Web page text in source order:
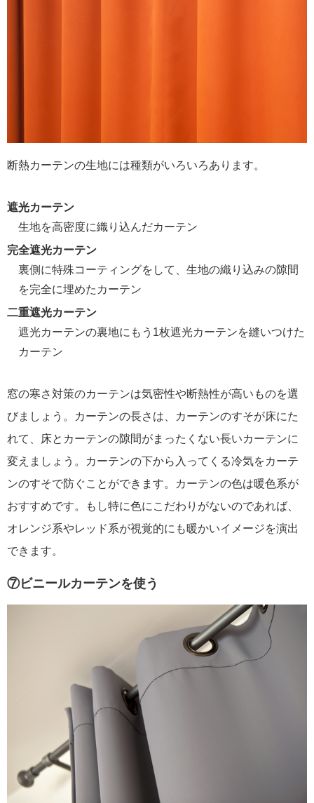
断熱カーテンの生地には種類がいろいろあります。
遮光カーテン
生地を高密度に織り込んだカーテン
完全遮光カーテン
裏側に特殊コーティングをして、生地の織り込みの隙間
を完全に埋めたカーテン
二重遮光カーテン
遮光カーテンの裏地にもう1枚遮光カーテンを縫いつけた
カーテン
窓の寒さ対策のカーテンは気密性や断熱性が高いものを選
びましょう。カーテンの長さは、カーテンのすそが床にた
れて、床とカーテンの隙間がまったくない長いカーテンに
変えましょう。カーテンの下から入ってくる冷気をカーテ
ンのすそで防ぐことができます。カーテンの色は暖色系が
おすすめです。もし特に色にこだわりがないのであれば、
オレンジ系やレッド系が視覚的にも暖かいイメージを演出
できます。
⑦ビニールカーテンを使う